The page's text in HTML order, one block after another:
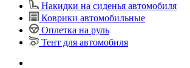
Накидки на сиденья автомобиля
Коврики автомобильные
Оплетка на руль
Тент для автомобиля